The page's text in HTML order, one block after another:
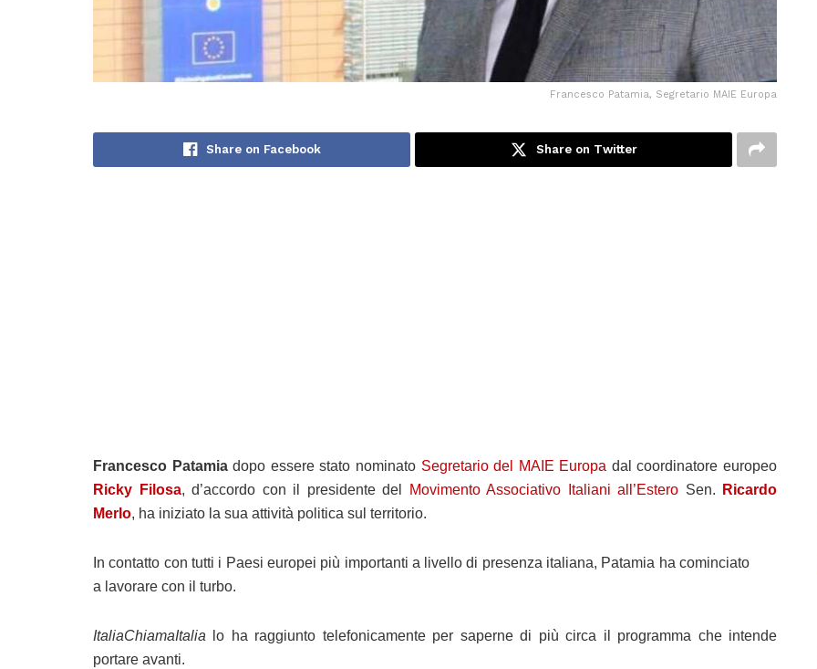
Francesco Patamia, Segretario MAIE Europa
Share on Facebook Share on Twitter
Francesco Patamiadopo essere stato nominato Segretario del MAIE Europa dal coordinatore europeo
Ricky Filosa, d’accordo con il presidente del Movimento Associativo Italiani all’Estero Sen.
Ricardo
Merlo, ha iniziato la sua attività politica sul territorio.
In contatto con tutti i Paesi europei più importanti a livello di presenza italiana, Patamia ha cominciato
a lavorare con il turbo.
ItaliaChiamaItalia lo ha raggiunto telefonicamente per saperne di più circa il programma che intende
portare avanti.